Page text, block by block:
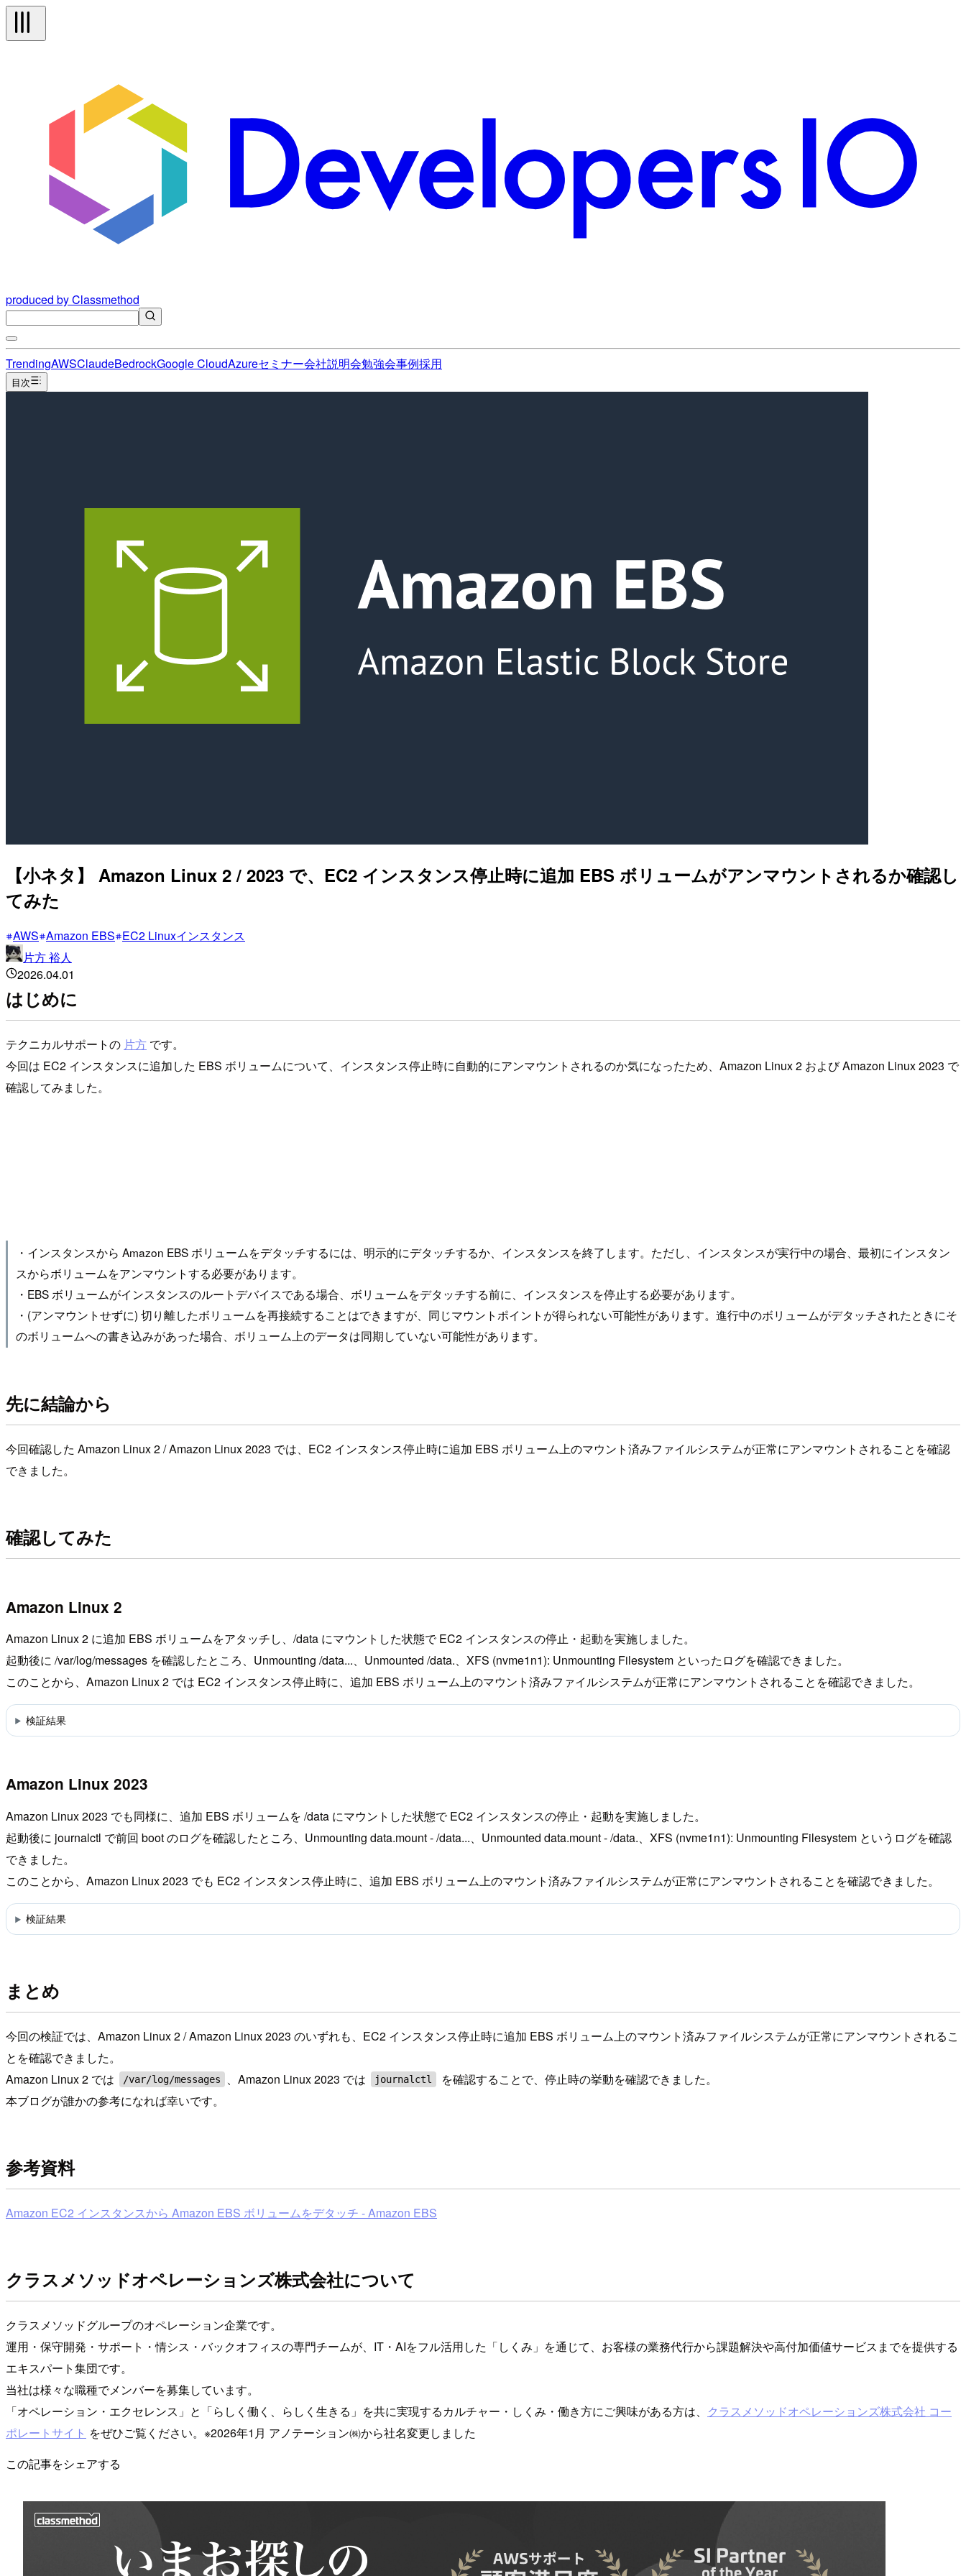
produced by Classmethod
TrendingAWSClaudeBedrockGoogle CloudAzureセミナー会社説明会勉強会事例採用
目次
【小ネタ】 Amazon Linux 2 / 2023 で、EC2 インスタンス停止時に追加 EBS ボリュームがアンマウントされるか確認し
てみた
AWS Amazon EBS EC2 Linuxインスタンス
片方 裕人
2026.04.01
はじめに
テクニカルサポートの 片方 です。
今回は EC2 インスタンスに追加した EBS ボリュームについて、インスタンス停止時に自動的にアンマウントされるのか気になったため、Amazon Linux 2 および Amazon Linux 2023 で
確認してみました。
・インスタンスから Amazon EBS ボリュームをデタッチするには、明示的にデタッチするか、インスタンスを終了します。ただし、インスタンスが実行中の場合、最初にインスタン
スからボリュームをアンマウントする必要があります。
・EBS ボリュームがインスタンスのルートデバイスである場合、ボリュームをデタッチする前に、インスタンスを停止する必要があります。
・(アンマウントせずに) 切り離したボリュームを再接続することはできますが、同じマウントポイントが得られない可能性があります。進行中のボリュームがデタッチされたときにそ
のボリュームへの書き込みがあった場合、ボリューム上のデータは同期していない可能性があります。
先に結論から
今回確認した Amazon Linux 2 / Amazon Linux 2023 では、EC2 インスタンス停止時に追加 EBS ボリューム上のマウント済みファイルシステムが正常にアンマウントされることを確認
できました。
確認してみた
Amazon Linux 2
Amazon Linux 2 に追加 EBS ボリュームをアタッチし、/data にマウントした状態で EC2 インスタンスの停止・起動を実施しました。
起動後に /var/log/messages を確認したところ、Unmounting /data...、Unmounted /data.、XFS (nvme1n1): Unmounting Filesystem といったログを確認できました。
このことから、Amazon Linux 2 では EC2 インスタンス停止時に、追加 EBS ボリューム上のマウント済みファイルシステムが正常にアンマウントされることを確認できました。
検証結果
Amazon Linux 2023
Amazon Linux 2023 でも同様に、追加 EBS ボリュームを /data にマウントした状態で EC2 インスタンスの停止・起動を実施しました。
起動後に journalctl で前回 boot のログを確認したところ、Unmounting data.mount - /data...、Unmounted data.mount - /data.、XFS (nvme1n1): Unmounting Filesystem というログを確認
できました。
このことから、Amazon Linux 2023 でも EC2 インスタンス停止時に、追加 EBS ボリューム上のマウント済みファイルシステムが正常にアンマウントされることを確認できました。
検証結果
まとめ
今回の検証では、Amazon Linux 2 / Amazon Linux 2023 のいずれも、EC2 インスタンス停止時に追加 EBS ボリューム上のマウント済みファイルシステムが正常にアンマウントされるこ
とを確認できました。
Amazon Linux 2 では
/var/log/messages 、Amazon Linux 2023 では journalctl
を確認することで、停止時の挙動を確認できました。
本ブログが誰かの参考になれば幸いです。
参考資料
Amazon EC2 インスタンスから Amazon EBS ボリュームをデタッチ - Amazon EBS
クラスメソッドオペレーションズ株式会社について
クラスメソッドグループのオペレーション企業です。
運用・保守開発・サポート・情シス・バックオフィスの専門チームが、IT・AIをフル活用した「しくみ」を通じて、お客様の業務代行から課題解決や高付加価値サービスまでを提供する
エキスパート集団です。
当社は様々な職種でメンバーを募集しています。
「オペレーション・エクセレンス」と「らしく働く、らしく生きる」を共に実現するカルチャー・しくみ・働き方にご興味がある方は、 クラスメソッドオペレーションズ株式会社 コー
ポレートサイト をぜひご覧ください。※2026年1月 アノテーション㈱から社名変更しました
この記事をシェアする